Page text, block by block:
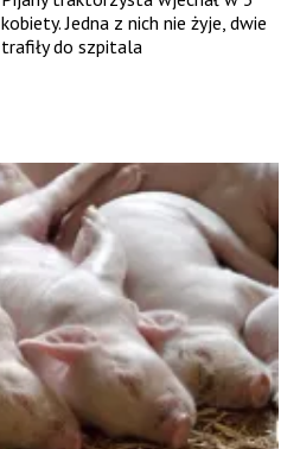
kobiety. Jedna z nich nie żyje, dwie
trafiły do szpitala